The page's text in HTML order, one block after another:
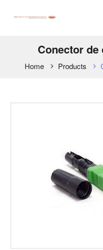
Conector de
Home Products